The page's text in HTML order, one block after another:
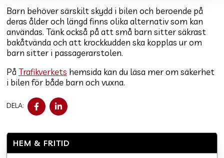
HEM & FRITID
Barn behöver särskilt skydd i bilen och beroende på
deras ålder och längd finns olika alternativ som kan
användas. Tänk också på att små barn sitter säkrast
bakåtvända och att krockkudden ska kopplas ur om
barn sitter i passagerarstolen.
På Trafikverkets hemsida kan du läsa mer om säkerhet
i bilen för både barn och vuxna.
DELA:
DELA
PÅ
FACEBOOK
DELA
PÅ